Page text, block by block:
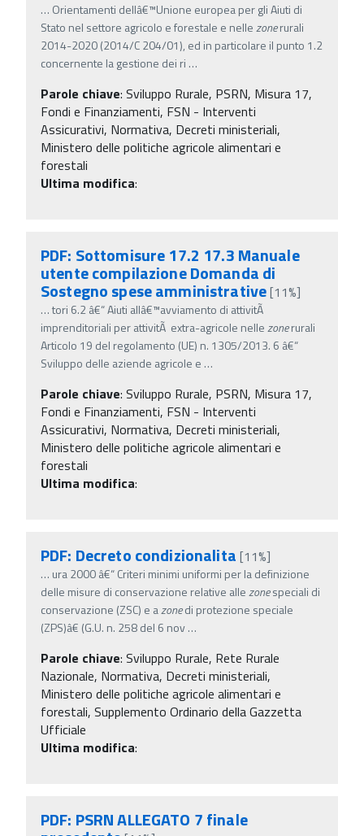
… Orientamenti dellâ€™Unione europea per gli Aiuti di
Stato nel settore agricolo e forestale e nellezonerurali
2014-2020 (2014/C 204/01), ed in particolare il punto 1.2
concernente la gestione dei ri …
Parole chiave: Sviluppo Rurale, PSRN, Misura 17,
Fondi e Finanziamenti, FSN - Interventi
Assicurativi, Normativa, Decreti ministeriali,
Ministero delle politiche agricole alimentari e
forestali
Ultima modifica:
PDF: Sottomisure 17.2 17.3 Manuale
utente compilazione Domanda di
Sostegno spese amministrative[11%]
…tori 6.2 â€“ Aiuti allâ€™avviamento di attivitÃ
imprenditoriali per attivitÃ extra-agricole nellezonerurali
Articolo 19 del regolamento (UE) n. 1305/2013. 6 â€“
Sviluppo delle aziende agricole e …
Parole chiave: Sviluppo Rurale, PSRN, Misura 17,
Fondi e Finanziamenti, FSN - Interventi
Assicurativi, Normativa, Decreti ministeriali,
Ministero delle politiche agricole alimentari e
forestali
Ultima modifica:
PDF: Decreto condizionalita [11%]
… ura 2000 â€“ Criteri minimi uniformi per la definizione
delle misure di conservazione relative allezonespeciali di
conservazione (ZSC) e azonedi protezione speciale
(ZPS)â€ (G.U. n. 258 del 6 nov…
Parole chiave: Sviluppo Rurale, Rete Rurale
Nazionale, Normativa, Decreti ministeriali,
Ministero delle politiche agricole alimentari e
forestali, Supplemento Ordinario della Gazzetta
Ufficiale
Ultima modifica:
PDF: PSRN ALLEGATO 7 finale